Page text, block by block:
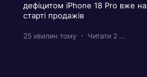
дефіцитом iPhone 18 Pro вже на
старті продажів
25 хвилин тому Читати 2 хв